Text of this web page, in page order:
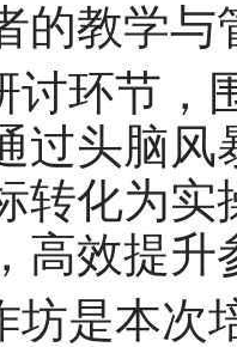
的教学与
讨环节，
过头脑风
转化为
高效提升
坊是本次